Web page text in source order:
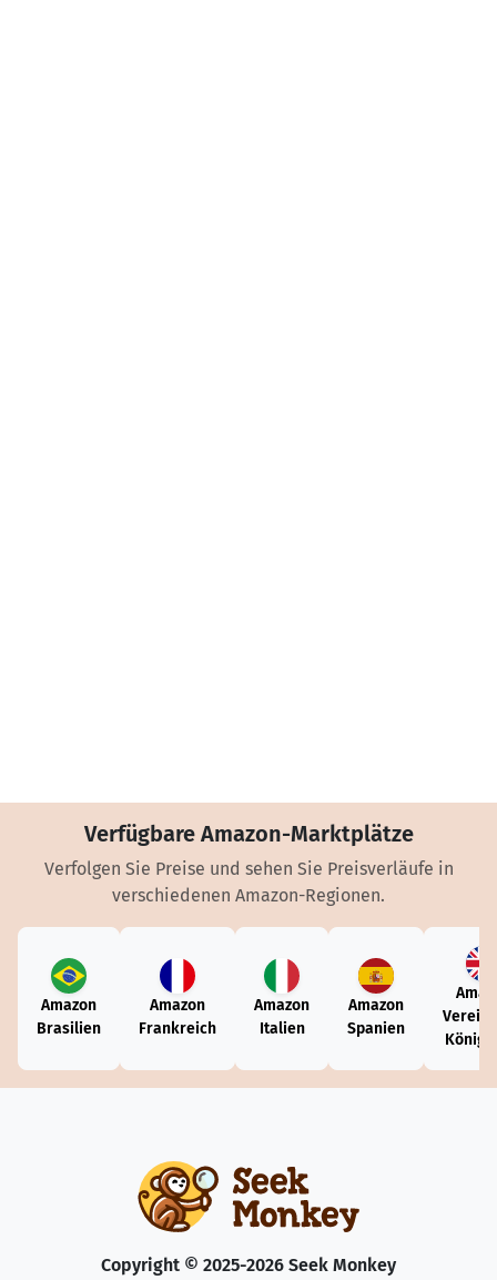
Verfügbare Amazon-Marktplätze
Verfolgen Sie Preise und sehen Sie Preisverläufe in
verschiedenen Amazon-Regionen.
Amazon
Brasilien
Amazon
Frankreich
Amazon
Italien
Amazon
Spanien
Copyright © 2025-2026 Seek Monkey